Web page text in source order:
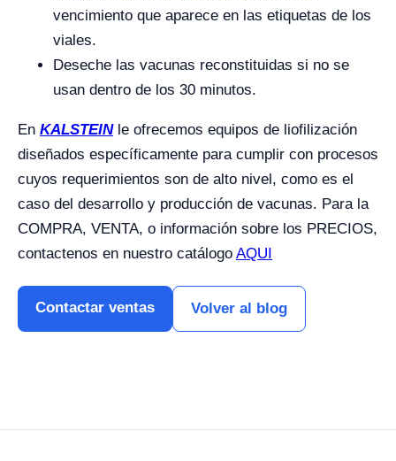
vencimiento que aparece en las etiquetas de los
viales.
Deseche las vacunas reconstituidas si no se
usan dentro de los 30 minutos.
En KALSTEINle ofrecemos equipos de liofilización
diseñados específicamente para cumplir con procesos
cuyos requerimientos son de alto nivel, como es el
caso del desarrollo y producción de vacunas. Para la
COMPRA, VENTA, o información sobre los PRECIOS,
contactenos en nuestro catálogo AQUI
Contactar ventas Volver al blog